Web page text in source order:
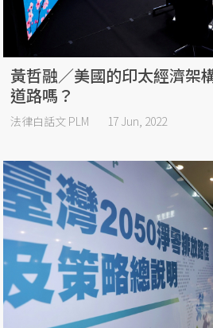
黃哲融／美國的印太經濟架
道路嗎？
法律白話文 PLM 17 Jun, 2022